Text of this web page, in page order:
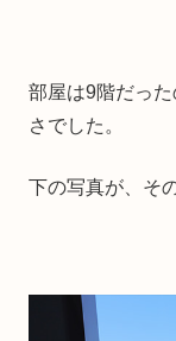
部屋は9階だっ
さでした。
下の写真が、そ